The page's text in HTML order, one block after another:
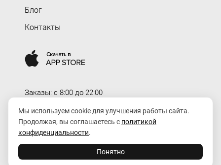
Блог
Контакты
Заказы: c 8:00 до 22:00
Доставка: c 8:00 до 00:00
order@rozaexpress.ru
Мы используем cookie для улучшения работы сайта.
Продолжая, вы соглашаетесь с политикой
конфиденциальности.
Понятно